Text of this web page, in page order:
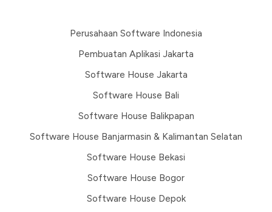
Perusahaan Software Indonesia
Pembuatan Aplikasi Jakarta
Software House Jakarta
Software House Bali
Software House Balikpapan
Software House Banjarmasin & Kalimantan Selatan
Software House Bekasi
Software House Bogor
Software House Depok